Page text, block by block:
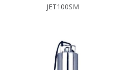
JET100SM